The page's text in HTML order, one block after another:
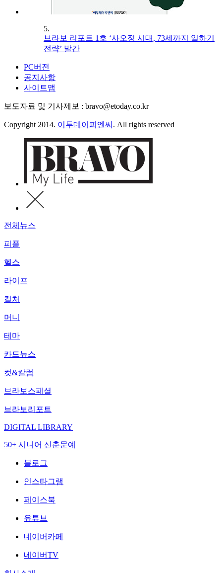
5.
브라보 리포트 1호 ‘사오정 시대, 73세까지 일하기
전략’ 발간
PC버전
공지사항
사이트맵
보도자료 및 기사제보 : bravo@etoday.co.kr
Copyright 2014. 이투데이피엔씨 . All rights reserved
전체뉴스
피플
헬스
라이프
컬처
머니
테마
카드뉴스
컷&칼럼
브라보스페셜
브라보리포트
DIGITAL LIBRARY
50+ 시니어 신춘문예
블로그
인스타그램
페이스북
유튜브
네이버카페
네이버TV